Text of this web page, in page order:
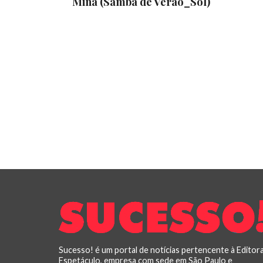
Sucesso! é um portal de notícias pertencente à
Espetáculo, empresa com sede em São Paulo e